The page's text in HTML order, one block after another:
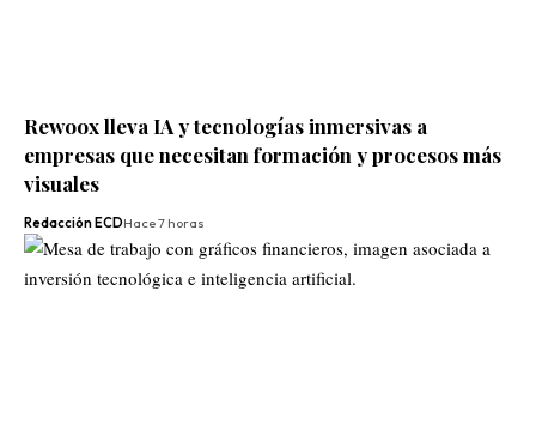
Rewoox lleva IA y tecnologías inmersivas a
empresas que necesitan formación y procesos más
visuales
Redacción ECDHace 7 horas